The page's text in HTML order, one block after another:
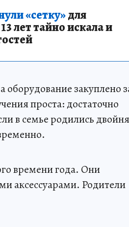
«сетку»для
лет тайно искала и
оборудование закуплено
проста: достаточно
в семье родились двойня
времени года. Они
аксессуарами. Родители